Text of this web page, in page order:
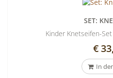
SET:
Kinder Knetseifen-
€
In